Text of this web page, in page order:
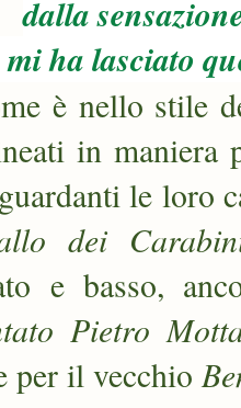
dalla
mi ha lasciato
è nello stile
in maniera
le loro
dei
e basso,
Pietro
per il vecchio